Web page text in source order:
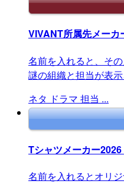
VIVANT所属先メーカ
名前を入れると、そ
謎の組織と担当が表
ネタ ドラマ 担当 ...
Tシャツメーカー2026
名前を入れるとオリ